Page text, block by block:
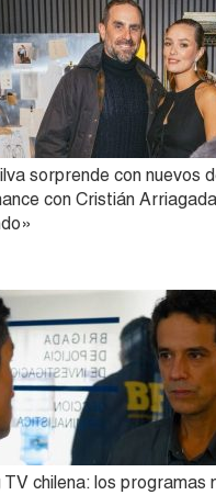
sorprende con nuevos
con Cristián
TV chilena: los programas